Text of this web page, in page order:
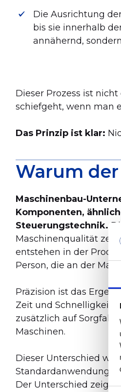
Die Ausrichtung
bis sie innerhalb
annähernd,
Dieser Prozess ist
schiefgeht, wenn man
Das Prinzip ist klar:
Warum
Maschinenbau-
Komponenten,
Steuerungstechnik.
Maschinenqualität
entstehen in der
Person, die an der
Präzision ist das
Zeit und Schnelligkeit
zusätzlich auf Sorgfalt
Maschinen.
Dieser Unterschied
Standardanwendung
Der Unterschied zeigt